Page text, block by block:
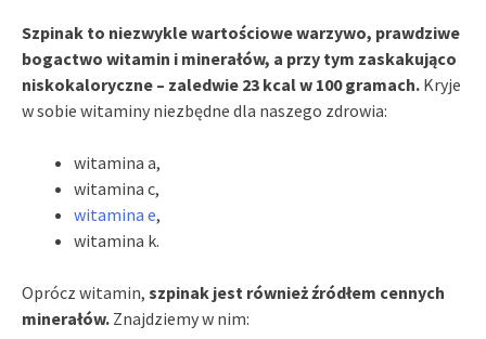
Szpinak to niezwykle wartościowe warzywo, prawdziwe
bogactwo witamin i minerałów, a przy tym zaskakująco
niskokaloryczne – zaledwie 23 kcal w 100 gramach. Kryje
w sobie witaminy niezbędne dla naszego zdrowia:
witamina a,
witamina c,
witamina e,
witamina k.
Oprócz witamin, szpinak jest również źródłem cennych
minerałów. Znajdziemy w nim: